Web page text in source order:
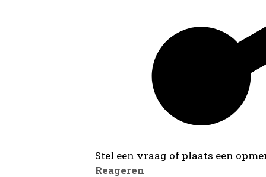
Stel een vraag of plaats een
Reageren